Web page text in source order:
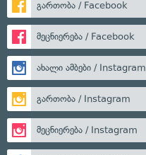
გართობა / Facebook
მეცნიერება / Facebook
ახალი ამბები / Instagram
გართობა / Instagram
მეცნიერება / Instagram